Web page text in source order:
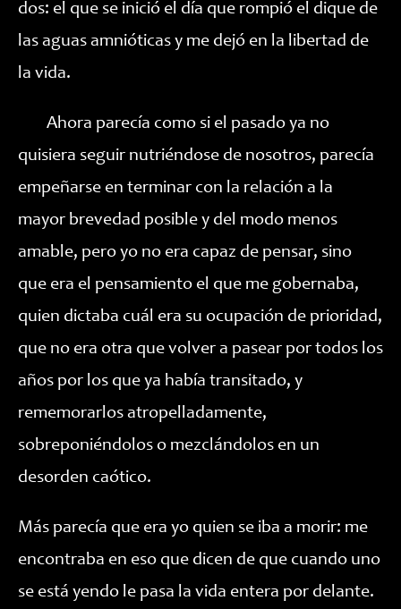
dos: el que se inició el día que rompió el dique de
las aguas amnióticas y me dejó en la libertad de
la vida.
Ahora parecía como si el pasado ya no
quisiera seguir nutriéndose de nosotros, parecía
empeñarse en terminar con la relación a la
mayor brevedad posible y del modo menos
amable, pero yo no era capaz de pensar, sino
que era el pensamiento el que me gobernaba,
quien dictaba cuál era su ocupación de prioridad,
que no era otra que volver a pasear por todos los
años por los que ya había transitado, y
rememorarlos atropelladamente,
sobreponiéndolos o mezclándolos en un
desorden caótico.
Más parecía que era yo quien se iba a morir: me
encontraba en eso que dicen de que cuando uno
se está yendo le pasa la vida entera por delante.